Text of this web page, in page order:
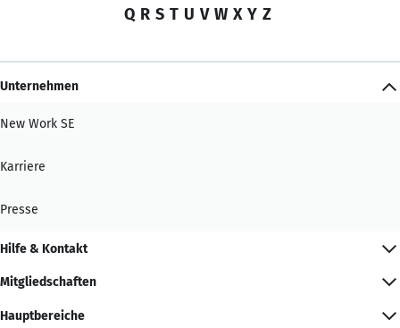
Q R S T U V W X Y Z
Unternehmen
New Work SE
Karriere
Presse
Hilfe & Kontakt
Mitgliedschaften
Hauptbereiche